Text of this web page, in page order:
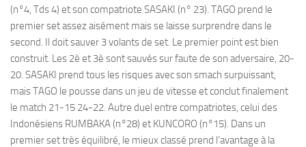
(n°4, Tds 4) et son compatriote SASAKI (n° 23). TAGO prend le
premier set assez aisément mais se laisse surprendre dans le
second. Il doit sauver 3 volants de set. Le premier point est bien
construit. Les 2è et 3è sont sauvés sur faute de son adversaire, 20-
20. SASAKI prend tous les risques avec son smach surpuissant,
mais TAGO le pousse dans un jeu de vitesse et conclut finalement
le match 21-15 24-22. Autre duel entre compatriotes, celui des
Indonésiens RUMBAKA (n°28) et KUNCORO (n°15). Dans un
premier set très équilibré, le mieux classé prend l’avantage à la